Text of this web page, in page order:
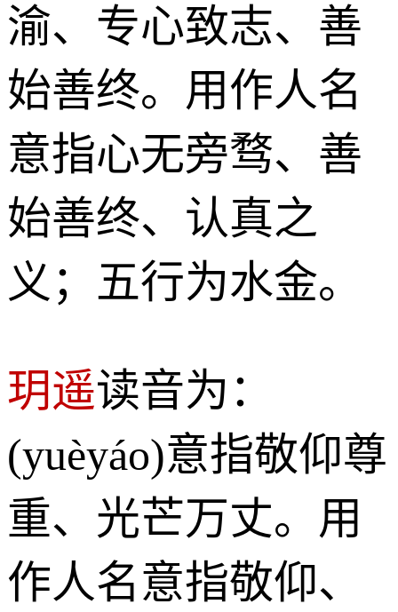
渝、专心致志、善
始善终。用作人名
意指心无旁骛、善
始善终、认真之
义；五行为水金。
玥遥读音为：
(yuèyáo)意指敬仰尊
重、光芒万丈。用
作人名意指敬仰、